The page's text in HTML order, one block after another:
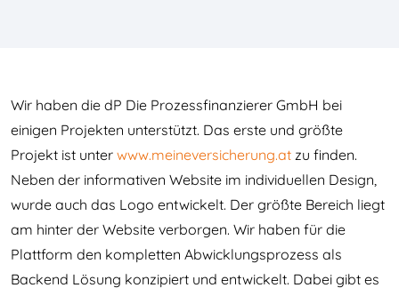
Wir haben die dP Die Prozessfinanzierer GmbH bei
einigen Projekten unterstützt. Das erste und größte
Projekt ist unter www.meineversicherung.at zu finden.
Neben der informativen Website im individuellen Design,
wurde auch das Logo entwickelt. Der größte Bereich liegt
am hinter der Website verborgen. Wir haben für die
Plattform den kompletten Abwicklungsprozess als
Backend Lösung konzipiert und entwickelt. Dabei gibt es